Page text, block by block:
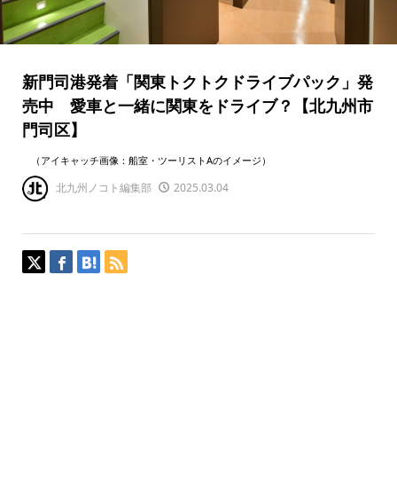
新門司港発着「関東トクトクドライブパック」発
売中 愛車と一緒に関東をドライブ？【北九州市
門司区】
（アイキャッチ画像：船室・ツーリストAのイメージ）
北九州ノコト編集部 2025.03.04